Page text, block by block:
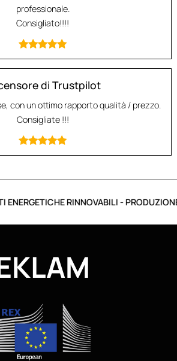
professionale.
Consigliato!!!!
di Trustpilot
con un ottimo rapporto qualità / prezzo.
Consigliate !!!
RINNOVABILI -